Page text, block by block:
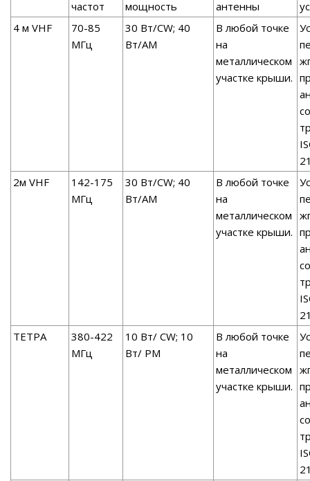
частот мощность антенны
4 м VHF
70-85
МГц
30 Вт/CW; 40
Вт/AM
В любой точке
на
металлическом
участке крыши.
2м VHF
142-175
МГц
30 Вт/CW; 40
Вт/AM
В любой точке
на
металлическом
участке крыши.
ТЕТРА
380-422
МГц
10 Вт/ CW; 10
Вт/ PM
В любой точке
на
металлическом
участке крыши.